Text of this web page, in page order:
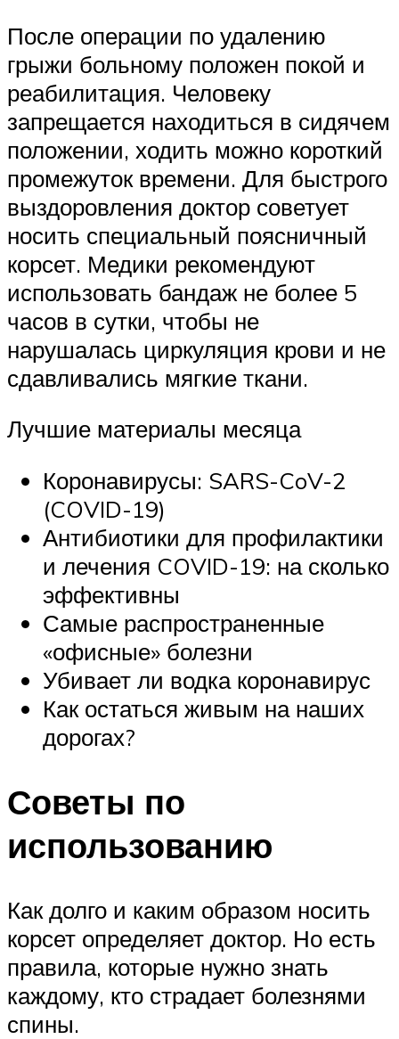
После операции по удалению
грыжи больному положен покой и
реабилитация. Человеку
запрещается находиться в сидячем
положении, ходить можно короткий
промежуток времени. Для быстрого
выздоровления доктор советует
носить специальный поясничный
корсет. Медики рекомендуют
использовать бандаж не более 5
часов в сутки, чтобы не
нарушалась циркуляция крови и не
сдавливались мягкие ткани.
Лучшие материалы месяца
Коронавирусы: SARS-CoV-2
(COVID-19)
Антибиотики для профилактики
и лечения COVID-19: на сколько
эффективны
Самые распространенные
«офисные» болезни
Убивает ли водка коронавирус
Как остаться живым на наших
дорогах?
Советы по
использованию
Как долго и каким образом носить
корсет определяет доктор. Но есть
правила, которые нужно знать
каждому, кто страдает болезнями
спины.